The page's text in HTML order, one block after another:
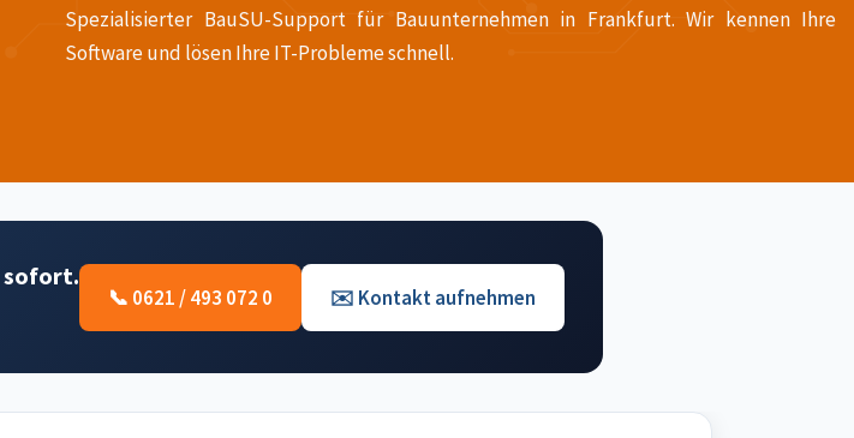
Spezialisierter BauSU-Support für Bauunternehmen in Frankfurt. Wir kennen Ihre
Software und lösen Ihre IT-Probleme schnell.
sofort.
📞 0621 / 493 072 0 ✉️ Kontakt aufnehmen